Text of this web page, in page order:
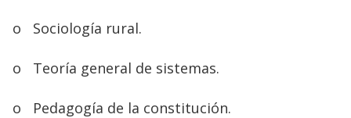
o Sociología rural.
o Teoría general de sistemas.
o Pedagogía de la constitución.